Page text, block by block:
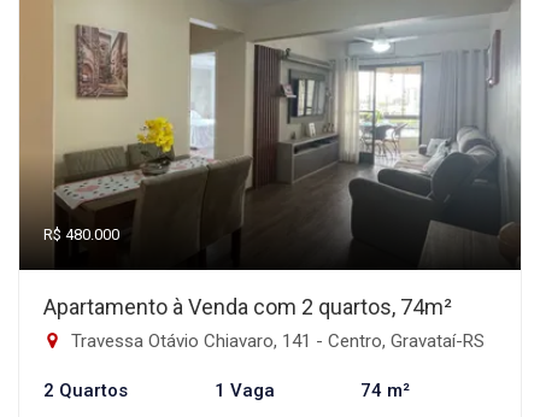
R$ 480.000
Apartamento à Venda com 2 quartos, 74m²
Travessa Otávio Chiavaro, 141 - Centro, Gravataí-RS
2 Quartos 1 Vaga 74 m²